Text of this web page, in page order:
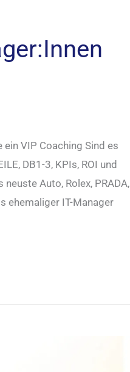
VIP Coaching Sind es
DB1-3, KPIs, ROI und
Auto, Rolex, PRADA,
ehemaliger IT-Manager